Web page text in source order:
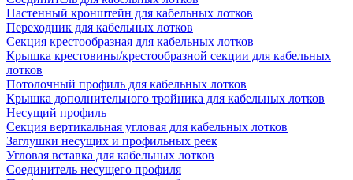
Настенный кронштейн для кабельных лотков
Переходник для кабельных лотков
Секция крестообразная для кабельных лотков
Крышка крестовины/крестообразной секции для кабельных
лотков
Потолочный профиль для кабельных лотков
Крышка дополнительного тройника для кабельных лотков
Несущий профиль
Секция вертикальная угловая для кабельных лотков
Заглушки несущих и профильных реек
Угловая вставка для кабельных лотков
Соединитель несущего профиля